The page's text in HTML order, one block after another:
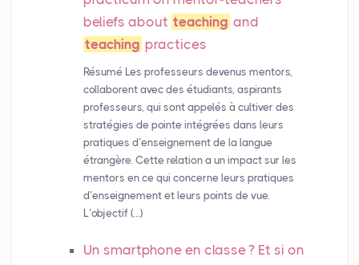
beliefs about teaching and
teaching practices
Résumé Les professeurs devenus mentors,
collaborent avec des étudiants, aspirants
professeurs, qui sont appelés à cultiver des
stratégies de pointe intégrées dans leurs
pratiques d’enseignement de la langue
étrangère. Cette relation a un impact sur les
mentors en ce qui concerne leurs pratiques
d’enseignement et leurs points de vue.
L’objectif (…)
Un smartphone en classe? Et si on